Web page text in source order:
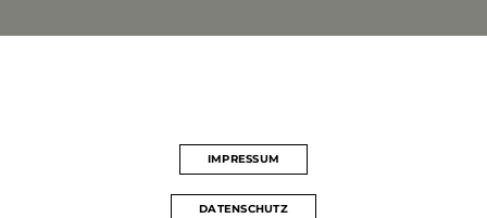
IMPRESSUM
DATENSCHUTZ